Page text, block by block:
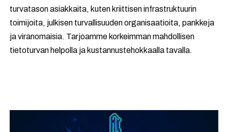
turvatason asiakkaita, kuten kriittisen infrastruktuurin
toimijoita, julkisen turvallisuuden organisaatioita, pankkeja
ja viranomaisia. Tarjoamme korkeimman mahdollisen
tietoturvan helpolla ja kustannustehokkaalla tavalla.